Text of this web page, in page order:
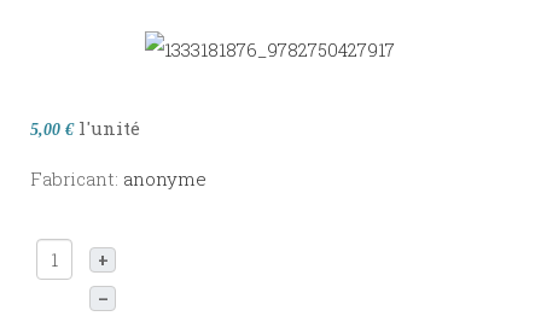
5,00 € l'unité
Fabricant: anonyme
+
–